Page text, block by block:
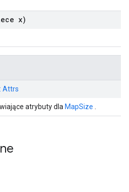
x)
Attrs
atrybuty dla MapSize